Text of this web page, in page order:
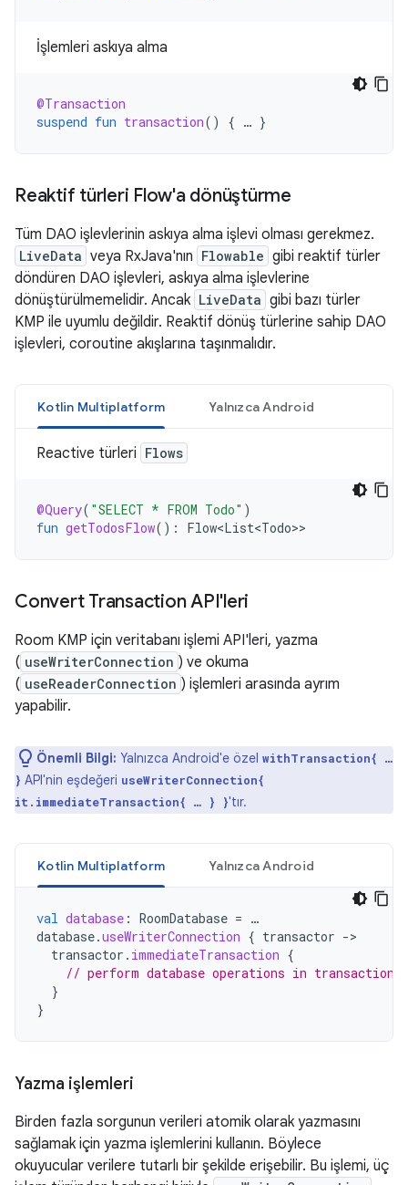
İşlemleri askıya alma
@Transaction
suspend fun transaction() { … }
Reaktif türleri Flow'a dönüştürme
Tüm DAO işlevlerinin askıya alma işlevi olması gerekmez.
LiveData veya RxJava'nın Flowable gibi reaktif türler
döndüren DAO işlevleri, askıya alma işlevlerine
dönüştürülmemelidir. Ancak LiveData gibi bazı türler
KMP ile uyumlu değildir. Reaktif dönüş türlerine sahip DAO
işlevleri, coroutine akışlarına taşınmalıdır.
Kotlin Multiplatform Yalnızca Android
Reactive türleri Flows
@Query( "SELECT * FROM Todo" )
fun getTodosFlow(): Flow<List<Todo>
Convert Transaction API'leri
Room KMP için veritabanı işlemi API'leri, yazma
( useWriterConnection ) ve okuma
( useReaderConnection ) işlemleri arasında ayrım
yapabilir.
Önemli Bilgi: Yalnızca Android'e özel withTransaction{ …
} API'nin eşdeğeri useWriterConnection{
it.immediateTransaction{ … } }'tır.
Kotlin Multiplatform Yalnızca Android
val database : RoomDatabase = …
database.useWriterConnection { transactor -
transactor . immediateTransaction {
// perform database operations in transaction
}
}
Yazma işlemleri
Birden fazla sorgunun verileri atomik olarak yazmasını
sağlamak için yazma işlemlerini kullanın. Böylece
okuyucular verilere tutarlı bir şekilde erişebilir. Bu işlemi, üç